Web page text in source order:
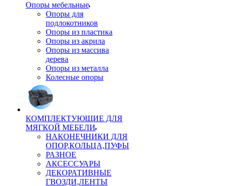
Опоры мебельные
Опоры для
подлокотников
Опоры из пластика
Опоры из акрила
Опоры из массива
дерева
Опоры из металла
Колесные опоры
КОМПЛЕКТУЮЩИЕ ДЛЯ
МЯГКОЙ МЕБЕЛИ
НАКОНЕЧНИКИ ДЛЯ
ОПОР,КОЛЬЦА,ПУФЫ
РАЗНОЕ
АКСЕССУАРЫ
ДЕКОРАТИВНЫЕ
ГВОЗДИ,ЛЕНТЫ